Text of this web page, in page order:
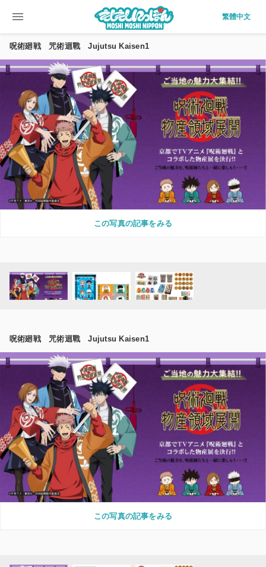
menu 繁體中文
呪術廻戦 咒術迴戰 Jujutsu Kaisen1
この写真の記事をみる
呪術廻戦 咒術迴戰 Jujutsu Kaisen1
この写真の記事をみる